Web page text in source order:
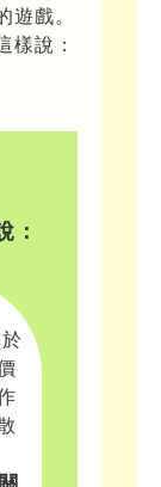
遊戲。
樣說：
：